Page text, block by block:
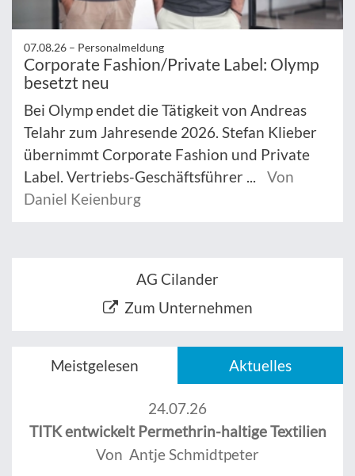
07.08.26 – Personalmeldung
Corporate Fashion/Private Label: Olymp
besetzt neu
Bei Olymp endet die Tätigkeit von Andreas
Telahr zum Jahresende 2026. Stefan Klieber
übernimmt Corporate Fashion und Private
Label. Vertriebs-Geschäftsführer ...
Von
Daniel Keienburg
AG Cilander
Zum Unternehmen
Meistgelesen Aktuelles
24.07.26
TITK entwickelt Permethrin-haltige Textilien
Von Antje Schmidtpeter